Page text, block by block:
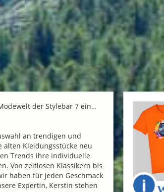
der Stylebar 7 ein…
an trendigen und
alten Kleidungsstücke neu
Trends ihre individuelle
Von zeitlosen Klassikern bis
haben für jeden Geschmack
Expertin, Kerstin stehen